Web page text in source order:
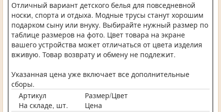
Отличный вариант детского белья для повседневной
носки, спорта и отдыха. Модные трусы станут хорошим
подарком сыну или внуку. Выбирайте нужный размер по
таблице размеров на фото. Цвет товара на экране
вашего устройства может отличаться от цвета изделия
вживую. Товар возврату и обмену не подлежит.
Указанная цена уже включает все дополнительные
сборы.
Артикул
Размер/Цвет
На складе, шт.
Цена